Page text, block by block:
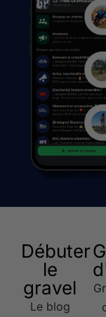
Débuter
le
gravel
Le blog